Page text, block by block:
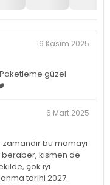
16 Kasım 2025
güzel
6 Mart 2025
zamandır bu mamayı
kısmen de
çok iyi
tarihi 2027.